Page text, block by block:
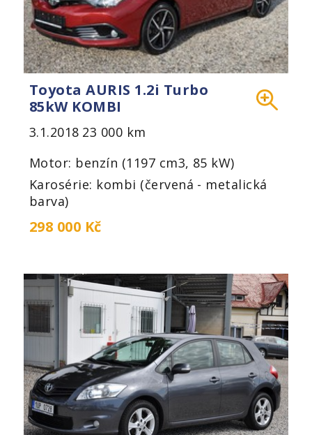
Toyota AURIS 1.2i Turbo
85kW KOMBI
3.1.2018 23 000 km
Motor: benzín (1197 cm3, 85 kW)
Karosérie: kombi (červená - metalická
barva)
298 000 Kč